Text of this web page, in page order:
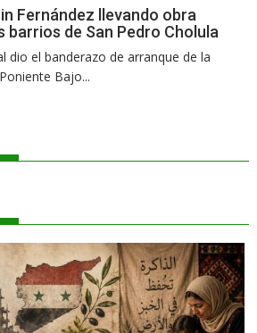
Fernández llevando obra
barrios de San Pedro Cholula
dio el banderazo de arranque de la
Bajo...